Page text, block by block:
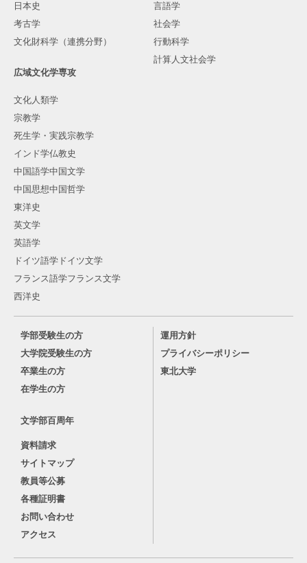
日本史
考古学
文化財科学（連携分野）
言語学
社会学
行動科学
計算人文社会学
広域文化学専攻
文化人類学
宗教学
死生学・実践宗教学
インド学仏教史
中国語学中国文学
中国思想中国哲学
東洋史
英文学
英語学
ドイツ語学ドイツ文学
フランス語学フランス文学
西洋史
学部受験生の方
大学院受験生の方
卒業生の方
在学生の方
文学部百周年
資料請求
サイトマップ
教員等公募
各種証明書
お問い合わせ
アクセス
運用方針
プライバシーポリシー
東北大学